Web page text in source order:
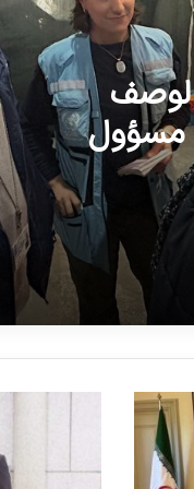
لوصف
مسؤول